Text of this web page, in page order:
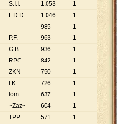
S.I.I. 1.053 1
053
F.D.D 1.046 1 1.
985 1
985
P.F. 963 1
G.B. 936 1
936
RPC 842 1
842
ZKN 750 1
I.K. 726 1
lom 637 1
637
~Zaz~ 604 1
604
TPP 571 1
571